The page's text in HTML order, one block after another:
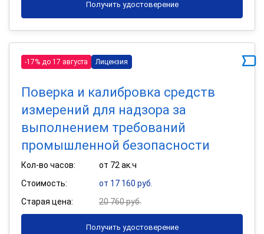
Получить удостоверение
-17% до 17 августа Лицензия
Поверка и калибровка средств
измерений для надзора за
выполнением требований
промышленной безопасности
Кол-во часов:
от 72 ак.ч
Стоимость:
от 17 160 руб.
Старая цена:
20 760 руб.
Получить удостоверение